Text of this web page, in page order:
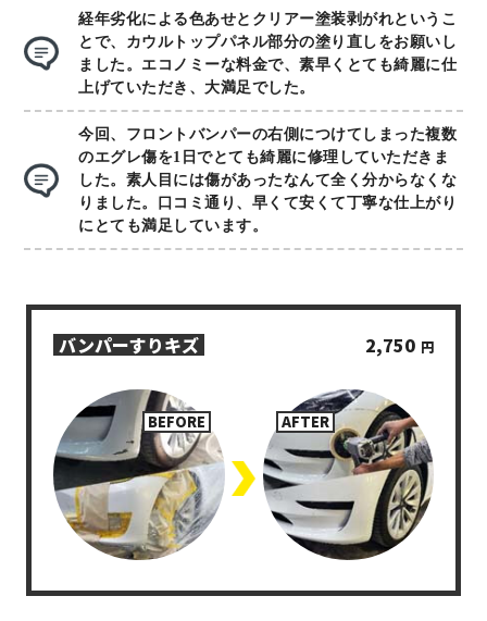
経年劣化による色あせとクリアー塗装剥がれというこ
とで、カウルトップパネル部分の塗り直しをお願いし
ました。エコノミーな料金で、素早くとても綺麗に仕
上げていただき、大満足でした。
今回、フロントバンパーの右側につけてしまった複数
のエグレ傷を1日でとても綺麗に修理していただきま
した。素人目には傷があったなんて全く分からなくな
りました。口コミ通り、早くて安くて丁寧な仕上がり
にとても満足しています。
バンパーすりキズ 2,750 円
>